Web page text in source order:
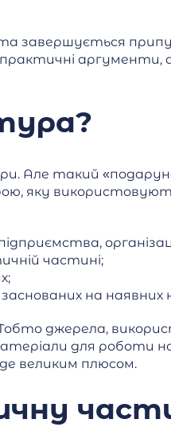
та завершується
практичні
Але такий
яку
частині;
заснованих на
джерела,
для роботи
великим плюсом.